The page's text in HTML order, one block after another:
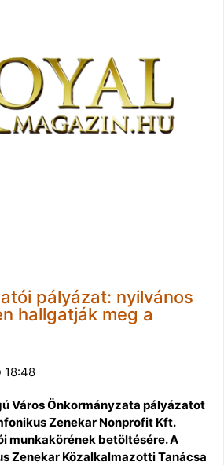
pályázat: nyilvános
hallgatják meg a
18:48
Város Önkormányzata pályázatot
Zenekar Nonprofit Kft.
munkakörének betöltésére. A
Zenekar Közalkalmazotti Tanácsa